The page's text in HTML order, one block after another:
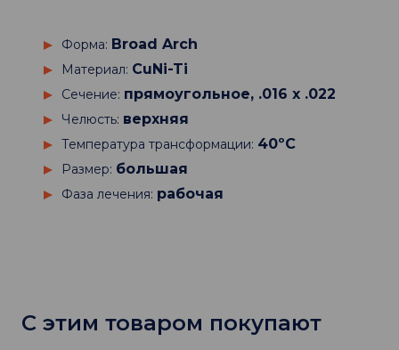
Форма: Broad Arch
Материал: CuNi-Ti
Сечение: прямоугольное, .016 х .022
Челюсть: верхняя
Температура трансформации: 40ºC
Размер: большая
Фаза лечения: рабочая
С этим товаром покупают